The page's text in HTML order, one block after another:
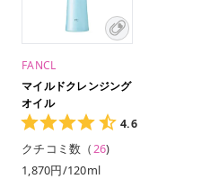
FANCL
マイルドクレンジング
オイル
4.6
クチコミ数（26)
1,870円/120ml